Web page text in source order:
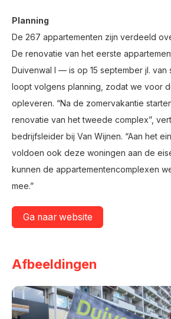
Planning
De 267 appartementen zijn verdeeld
De renovatie van het eerste
Duivenwal I — is op 15 september jl. van
loopt volgens planning, zodat we voor
opleveren. “Na de zomervakantie
renovatie van het tweede complex”,
bedrijfsleider bij Van Wijnen. “Aan het
voldoen ook deze woningen aan de
kunnen de appartementencomplexen
mee.”
Ga naar website
Afbeeldingen